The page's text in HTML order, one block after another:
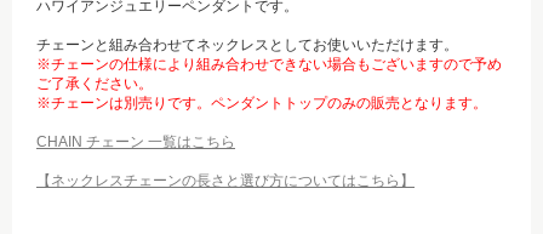
ハワイアンジュエリーペンダントです。
チェーンと組み合わせてネックレスとしてお使いいただけます。
※チェーンの仕様により組み合わせできない場合もございますので予め
ご了承ください。
※チェーンは別売りです。ペンダントトップのみの販売となります。
CHAIN チェーン 一覧はこちら
【ネックレスチェーンの長さと選び方についてはこちら】